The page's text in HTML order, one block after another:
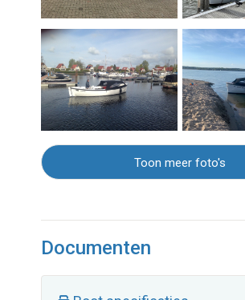
Toon meer foto's
Documenten